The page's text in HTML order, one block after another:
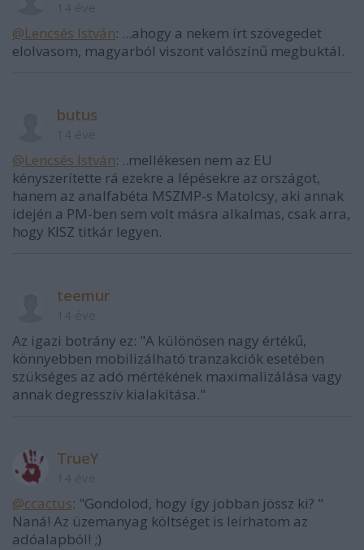
@Lencsés István: ...ahogy a nekem írt szövegedet
elolvasom, magyarból viszont valószínű megbuktál.
butus
@Lencsés István: ..mellékesen nem az EU
kényszerítette rá ezekre a lépésekre az országot,
hanem az analfabéta MSZMP-s Matolcsy, aki annak
idején a PM-ben sem volt másra alkalmas, csak arra,
hogy KISZ titkár legyen.
teemur
Az igazi botrány ez: "A különösen nagy értékű,
könnyebben mobilizálható tranzakciók esetében
szükséges az adó mértékének maximalizálása vagy
annak degresszív kialakítása."
TrueY
@ccactus: "Gondolod, hogy így jobban jössz ki? "
Naná! Az üzemanyag költséget is leírhatom az
adóalapból! ;)